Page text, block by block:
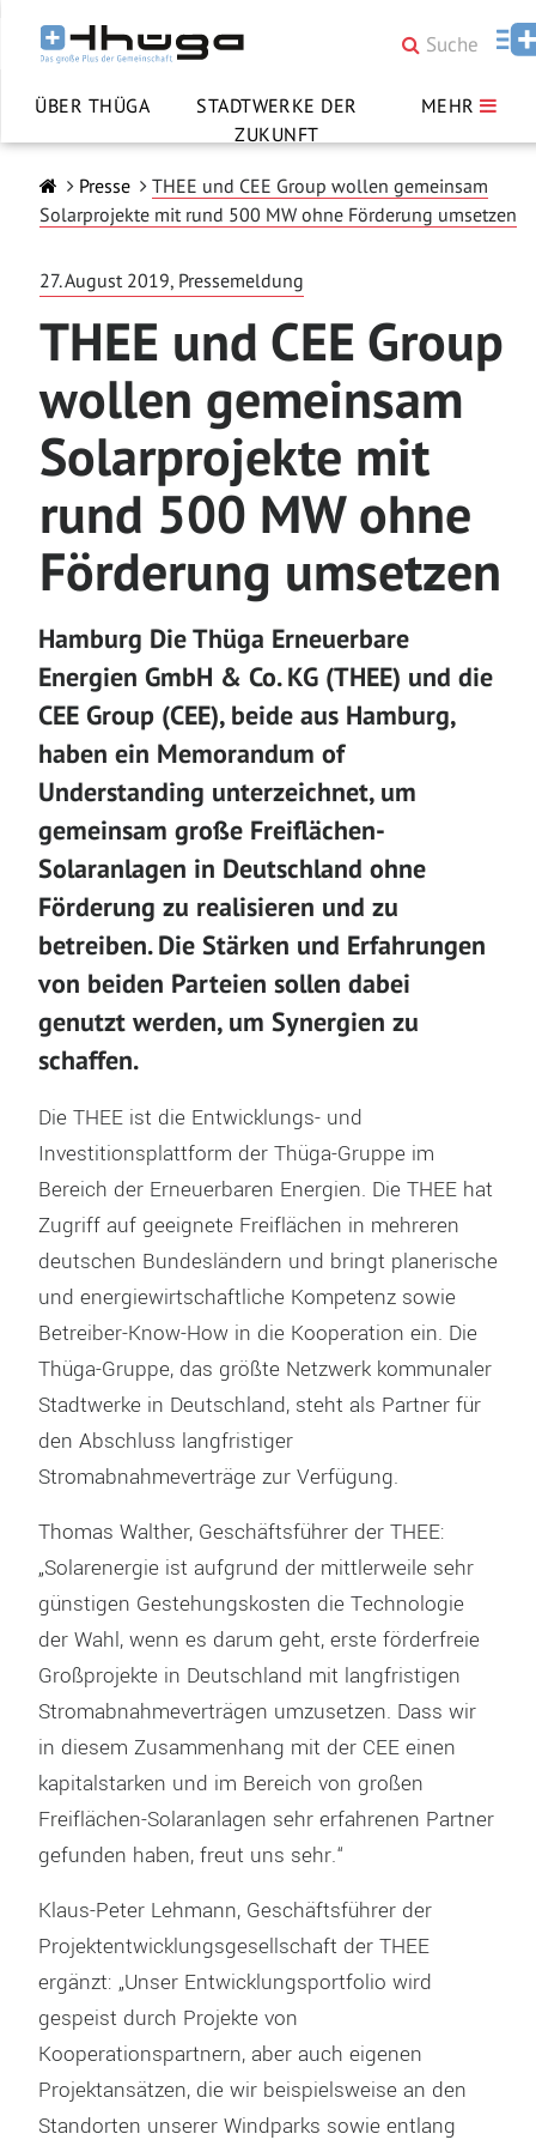
ÜBER THÜGA
STADTWERKE DER
ZUKUNFT
MEHR
Presse
THEE und CEE Group wollen gemeinsam
Solarprojekte mit rund 500 MW ohne Förderung umsetzen
27. August 2019, Pressemeldung
THEE und CEE Group
wollen gemeinsam
Solarprojekte mit
rund 500 MW ohne
Förderung umsetzen
Hamburg Die Thüga Erneuerbare
Energien GmbH & Co. KG (THEE) und die
CEE Group (CEE), beide aus Hamburg,
haben ein Memorandum of
Understanding unterzeichnet, um
gemeinsam große Freiflächen-
Solaranlagen in Deutschland ohne
Förderung zu realisieren und zu
betreiben. Die Stärken und Erfahrungen
von beiden Parteien sollen dabei
genutzt werden, um Synergien zu
schaffen.
Die THEE ist die Entwicklungs- und
Investitionsplattform der Thüga-Gruppe im
Bereich der Erneuerbaren Energien. Die THEE hat
Zugriff auf geeignete Freiflächen in mehreren
deutschen Bundesländern und bringt planerische
und energiewirtschaftliche Kompetenz sowie
Betreiber-Know-How in die Kooperation ein. Die
Thüga-Gruppe, das größte Netzwerk kommunaler
Stadtwerke in Deutschland, steht als Partner für
den Abschluss langfristiger
Stromabnahmeverträge zur Verfügung.
Thomas Walther, Geschäftsführer der THEE:
„Solarenergie ist aufgrund der mittlerweile sehr
günstigen Gestehungskosten die Technologie
der Wahl, wenn es darum geht, erste förderfreie
Großprojekte in Deutschland mit langfristigen
Stromabnahmeverträgen umzusetzen. Dass wir
in diesem Zusammenhang mit der CEE einen
kapitalstarken und im Bereich von großen
Freiflächen-Solaranlagen sehr erfahrenen Partner
gefunden haben, freut uns sehr.“
Klaus-Peter Lehmann, Geschäftsführer der
Projektentwicklungsgesellschaft der THEE
ergänzt: „Unser Entwicklungsportfolio wird
gespeist durch Projekte von
Kooperationspartnern, aber auch eigenen
Projektansätzen, die wir beispielsweise an den
Standorten unserer Windparks sowie entlang